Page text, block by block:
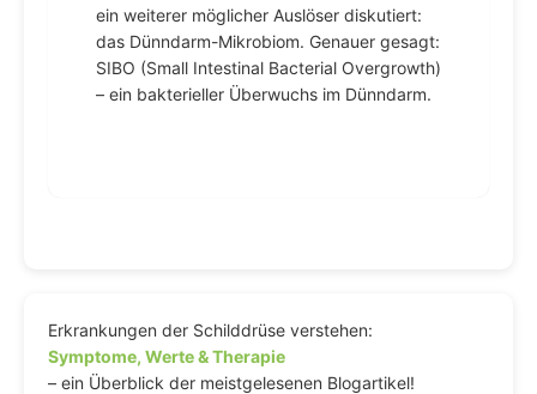
ein weiterer möglicher Auslöser diskutiert:
das Dünndarm-Mikrobiom. Genauer gesagt:
SIBO (Small Intestinal Bacterial Overgrowth)
– ein bakterieller Überwuchs im Dünndarm.
Erkrankungen der Schilddrüse verstehen:
Symptome, Werte & Therapie
– ein Überblick der meistgelesenen Blogartikel!